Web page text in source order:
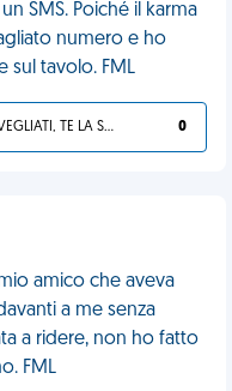
SMS. Poiché il karma
numero e ho
sul tavolo. FML
SVEGLIATI, TE LA SEI CERCATA! 0
amico che aveva
a me senza
a ridere, non ho fatto
FML